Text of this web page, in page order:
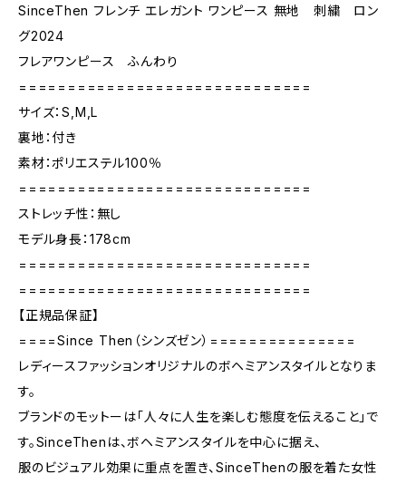
SinceThen フレンチ エレガント ワンピース 無地 刺繍 ロン
グ2024
フレアワンピース ふんわり
==============================
サイズ：S,M,L
裏地：付き
素材：ポリエステル100％
==============================
ストレッチ性：無し
モデル身長：178cm
==============================
==============================
【正規品保証】
====Since Then（シンズゼン）===============
レディースファッションオリジナルのボヘミアンスタイルとなりま
す。
ブランドのモットーは「人々に人生を楽しむ態度を伝えること」で
す。SinceThenは、ボヘミアンスタイルを中心に据え、
服のビジュアル効果に重点を置き、SinceThenの服を着た女性